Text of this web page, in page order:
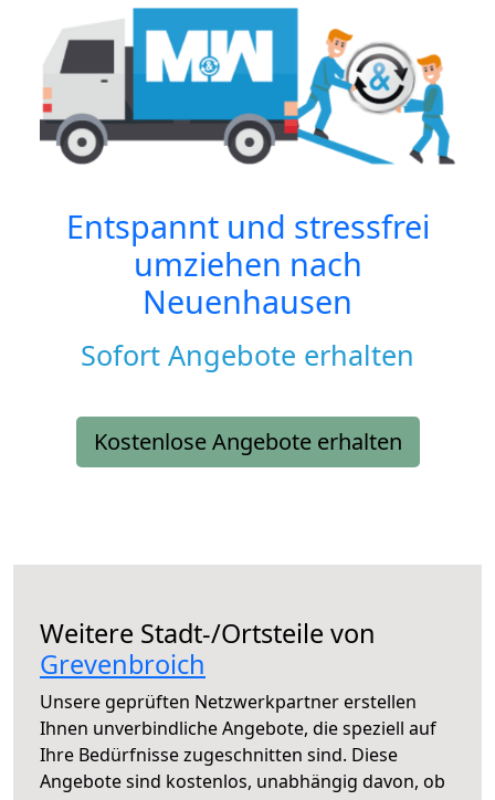
Entspannt und stressfrei
umziehen nach
Neuenhausen
Sofort Angebote erhalten
Kostenlose Angebote erhalten
Weitere Stadt-/Ortsteile von
Grevenbroich
Unsere geprüften Netzwerkpartner erstellen
Ihnen unverbindliche Angebote, die speziell auf
Ihre Bedürfnisse zugeschnitten sind. Diese
Angebote sind kostenlos, unabhängig davon, ob